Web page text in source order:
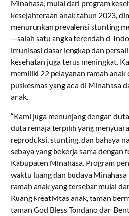
Minahasa, mulai dari program
kesejahteraan anak tahun 2023,
menurunkan prevalensi stunting
—salah satu angka terendah di
imunisasi dasar lengkap dan
kesehatan juga terus meningkat.
memiliki 22 pelayanan ramah anak
puskesmas yang ada di Minahasa
anak.
“Kami juga menunjang dengan
duta remaja terpilih yang
reproduksi, stunting, dan bahaya
sebaya yang bekerja sama dengan
Kabupaten Minahasa. Program
waktu luang dan budaya
ramah anak yang tersebar mulai
Ruang kreativitas anak, taman
taman God Bless Tondano dan